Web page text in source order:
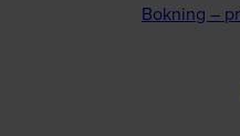
Bokning –